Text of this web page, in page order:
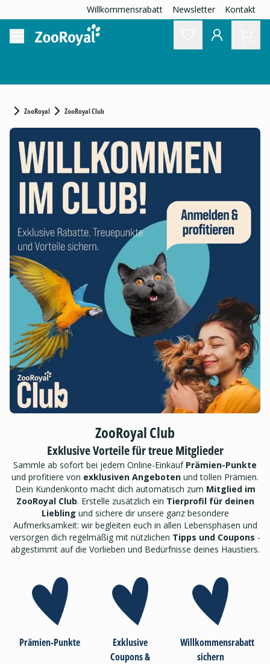
Willkommensrabatt Newsletter Kontakt
ZooRoyal ZooRoyal Club
ZooRoyal Club
Exklusive Vorteile für treue Mitglieder
Sammle ab sofort bei jedem Online-Einkauf Prämien-Punkte
und profitiere von exklusiven Angeboten und tollen Prämien.
Dein Kundenkonto macht dich automatisch zum Mitglied im
ZooRoyal Club. Erstelle zusätzlich ein Tierprofil für deinen
Liebling und sichere dir unsere ganz besondere
Aufmerksamkeit: wir begleiten euch in allen Lebensphasen und
versorgen dich regelmäßig mit nützlichen Tipps und Coupons -
abgestimmt auf die Vorlieben und Bedürfnisse deines Haustiers.
Prämien-Punkte
Exklusive
Coupons &
Willkommensrabatt
sichern